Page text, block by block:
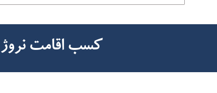
کسب اقامت نروژ